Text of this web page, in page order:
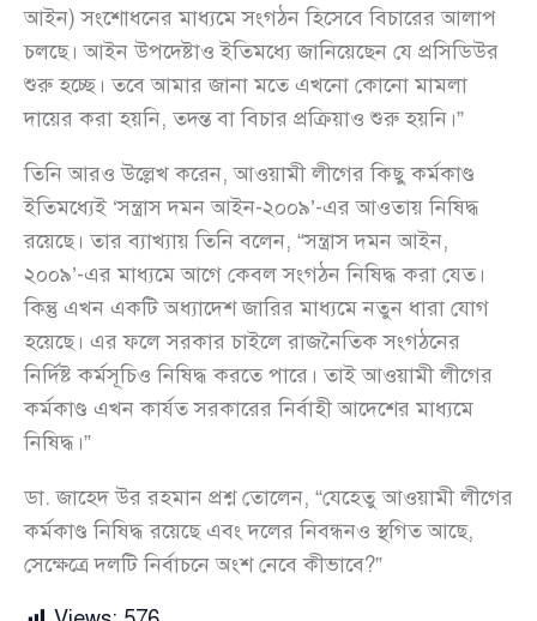
আইন) সংশোধনের মাধ্যমে সংগঠন হিসেবে বিচারের আলাপ
চলছে। আইন উপদেষ্টাও ইতিমধ্যে জানিয়েছেন যে প্রসিডিউর
শুরু হচ্ছে। তবে আমার জানা মতে এখনো কোনো মামলা
দায়ের করা হয়নি, তদন্ত বা বিচার প্রক্রিয়াও শুরু হয়নি।”
তিনি আরও উল্লেখ করেন, আওয়ামী লীগের কিছু কর্মকাণ্ড
ইতিমধ্যেই ‘সন্ত্রাস দমন আইন-২০০৯’-এর আওতায় নিষিদ্ধ
রয়েছে। তার ব্যাখ্যায় তিনি বলেন, “সন্ত্রাস দমন আইন,
২০০৯’-এর মাধ্যমে আগে কেবল সংগঠন নিষিদ্ধ করা যেত।
কিন্তু এখন একটি অধ্যাদেশ জারির মাধ্যমে নতুন ধারা যোগ
হয়েছে। এর ফলে সরকার চাইলে রাজনৈতিক সংগঠনের
নির্দিষ্ট কর্মসূচিও নিষিদ্ধ করতে পারে। তাই আওয়ামী লীগের
কর্মকাণ্ড এখন কার্যত সরকারের নির্বাহী আদেশের মাধ্যমে
নিষিদ্ধ।”
ডা. জাহেদ উর রহমান প্রশ্ন তোলেন, “যেহেতু আওয়ামী লীগের
কর্মকাণ্ড নিষিদ্ধ রয়েছে এবং দলের নিবন্ধনও স্থগিত আছে,
সেক্ষেত্রে দলটি নির্বাচনে অংশ নেবে কীভাবে?”